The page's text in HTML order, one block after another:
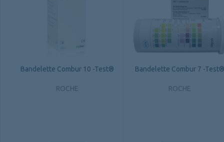
Bandelette Combur 10 -Test®
ROCHE
Bandelette Combur 7 -Test®
ROCHE